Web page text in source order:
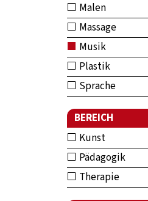
Malen
Massage
Musik
Plastik
Sprache
BEREICH
Kunst
Pädagogik
Therapie